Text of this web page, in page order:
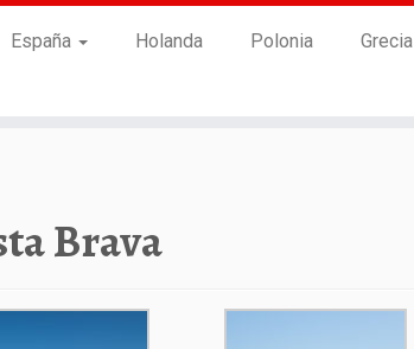
España Holanda Polonia Grecia
Brava